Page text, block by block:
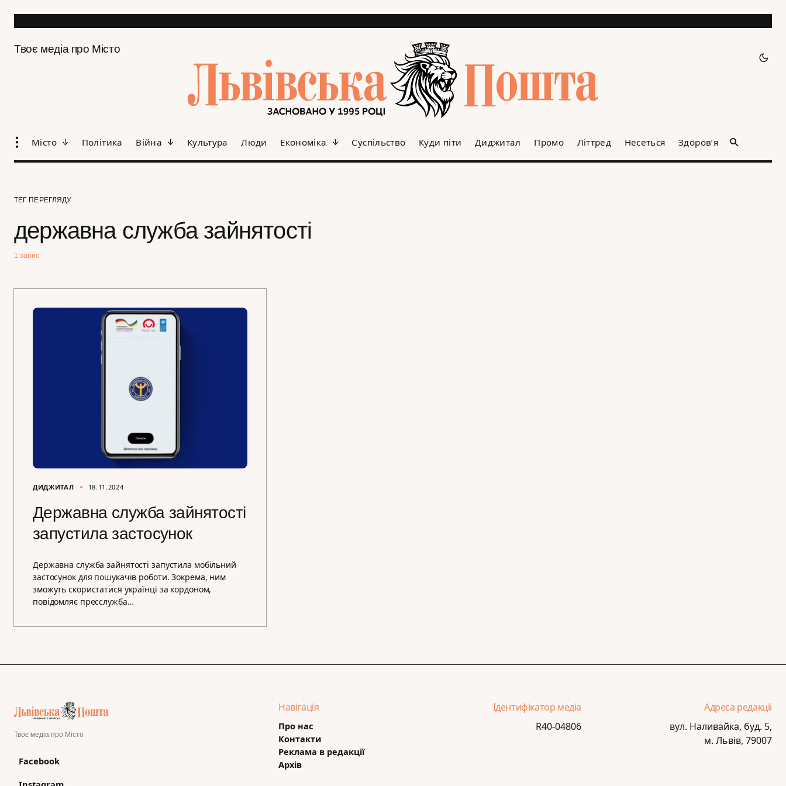
Твоє медіа про Місто
Місто Політика Війна Культура Люди Економіка Суспільство Куди піти Диджитал Промо Літтред Несеться Здоров’я
ТЕГ ПЕРЕГЛЯДУ
державна служба зайнятості
1 запис
ДИДЖИТАЛ 18.11.2024
Державна служба зайнятості
запустила застосунок
Державна служба зайнятості запустила мобільний
застосунок для пошукачів роботи. Зокрема, ним
зможуть скористатися українці за кордоном,
повідомляє пресслужба…
Твоє медіа про Місто
Facebook
Навігація
Про нас
Контакти
Реклама в редакції
Архів
Ідентифікатор медіа
R40-04806
Адреса редакції
вул. Наливайка, буд. 5,
м. Львів, 79007